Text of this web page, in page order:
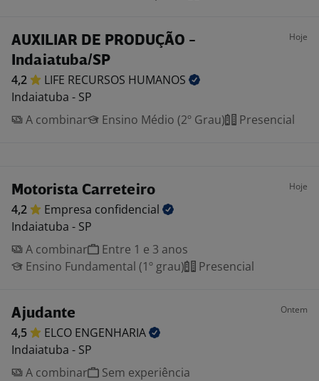
AUXILIAR DE PRODUÇÃO -
Indaiatuba/SP
Hoje
4,2 LIFE RECURSOS HUMANOS
Indaiatuba - SP
A combinar
Ensino Médio (2º Grau) Presencial
Motorista Carreteiro Hoje
4,2 Empresa confidencial
Indaiatuba - SP
A combinar
Entre 1 e 3 anos
Ensino Fundamental (1º grau)
Presencial
Ajudante Ontem
4,5 ELCO ENGENHARIA
Indaiatuba - SP
A combinar
Sem experiência